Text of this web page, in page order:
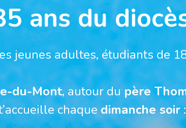
ans du
jeunes adultes, étudiants de
du-Mont, autour du père
chaque dimanche soir